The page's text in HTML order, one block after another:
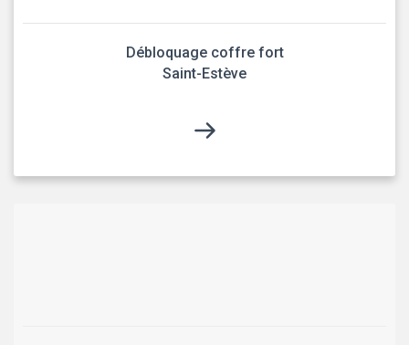
Débloquage coffre fort
Saint-Estève